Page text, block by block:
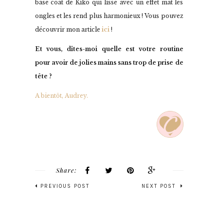
base coat de Kiko qui lisse avec un effet mat les
ongles et les rend plus harmonieux ! Vous pouvez
découvrir mon article ici !
Et vous, dîtes-moi quelle est votre routine
pour avoir de jolies mains sans trop de prise de
tête ?
A bientôt, Audrey.
Share:
PREVIOUS POST NEXT POST